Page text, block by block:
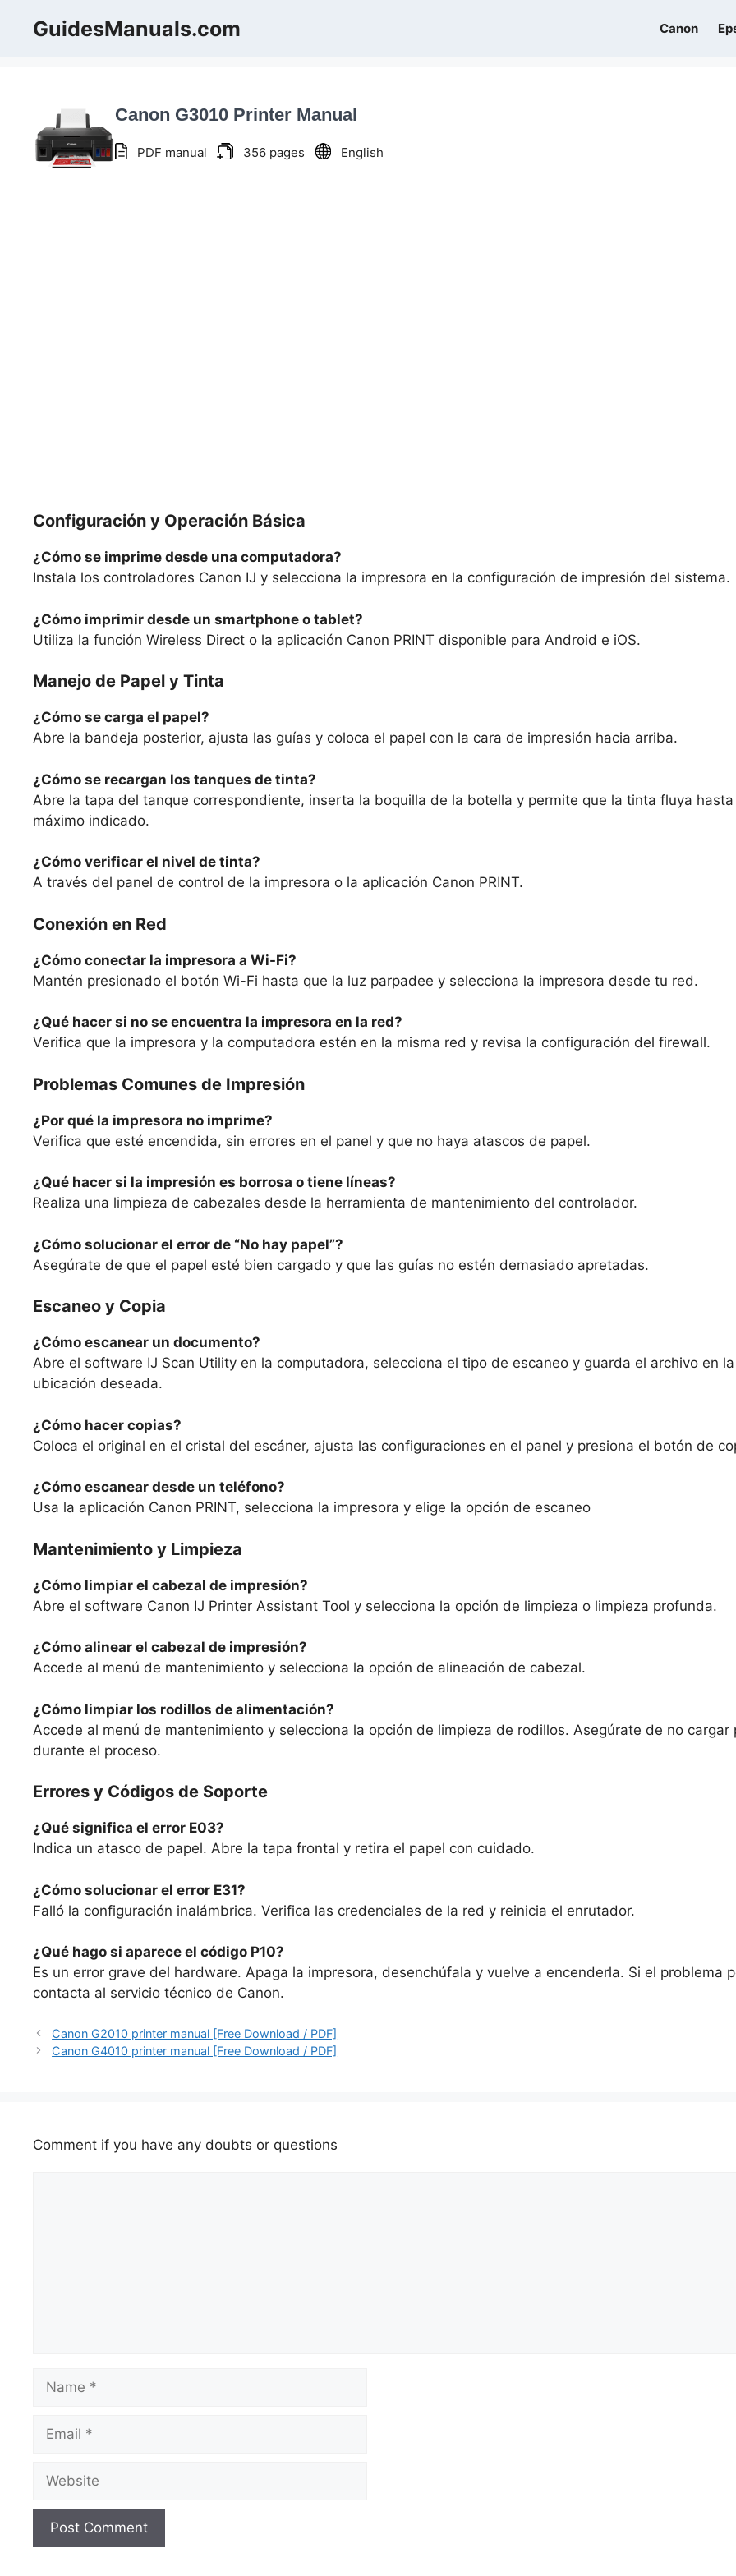
GuidesManuals.com Canon
Canon G3010 Printer Manual
PDF manual 356 pages English
Configuración y Operación Básica
¿Cómo se imprime desde una computadora?
Instala los controladores Canon IJ y selecciona la impresora en la configuración de impresión del sistema.
¿Cómo imprimir desde un smartphone o tablet?
Utiliza la función Wireless Direct o la aplicación Canon PRINT disponible para Android e iOS.
Manejo de Papel y Tinta
¿Cómo se carga el papel?
Abre la bandeja posterior, ajusta las guías y coloca el papel con la cara de impresión hacia arriba.
¿Cómo se recargan los tanques de tinta?
Abre la tapa del tanque correspondiente, inserta la boquilla de la botella y permite que la tinta fluya
máximo indicado.
¿Cómo verificar el nivel de tinta?
A través del panel de control de la impresora o la aplicación Canon PRINT.
Conexión en Red
¿Cómo conectar la impresora a Wi-Fi?
Mantén presionado el botón Wi-Fi hasta que la luz parpadee y selecciona la impresora desde tu red.
¿Qué hacer si no se encuentra la impresora en la red?
Verifica que la impresora y la computadora estén en la misma red y revisa la configuración del firewall.
Problemas Comunes de Impresión
¿Por qué la impresora no imprime?
Verifica que esté encendida, sin errores en el panel y que no haya atascos de papel.
¿Qué hacer si la impresión es borrosa o tiene líneas?
Realiza una limpieza de cabezales desde la herramienta de mantenimiento del controlador.
¿Cómo solucionar el error de “No hay papel”?
Asegúrate de que el papel esté bien cargado y que las guías no estén demasiado apretadas.
Escaneo y Copia
¿Cómo escanear un documento?
Abre el software IJ Scan Utility en la computadora, selecciona el tipo de escaneo y guarda el archivo en la
ubicación deseada.
¿Cómo hacer copias?
Coloca el original en el cristal del escáner, ajusta las configuraciones en el panel y presiona el botón de
¿Cómo escanear desde un teléfono?
Usa la aplicación Canon PRINT, selecciona la impresora y elige la opción de escaneo
Mantenimiento y Limpieza
¿Cómo limpiar el cabezal de impresión?
Abre el software Canon IJ Printer Assistant Tool y selecciona la opción de limpieza o limpieza profunda.
¿Cómo alinear el cabezal de impresión?
Accede al menú de mantenimiento y selecciona la opción de alineación de cabezal.
¿Cómo limpiar los rodillos de alimentación?
Accede al menú de mantenimiento y selecciona la opción de limpieza de rodillos. Asegúrate de no cargar
durante el proceso.
Errores y Códigos de Soporte
¿Qué significa el error E03?
Indica un atasco de papel. Abre la tapa frontal y retira el papel con cuidado.
¿Cómo solucionar el error E31?
Falló la configuración inalámbrica. Verifica las credenciales de la red y reinicia el enrutador.
¿Qué hago si aparece el código P10?
Es un error grave del hardware. Apaga la impresora, desenchúfala y vuelve a encenderla. Si el problema
contacta al servicio técnico de Canon.
Canon G2010 printer manual [Free Download / PDF]
Canon G4010 printer manual [Free Download / PDF]
Comment if you have any doubts or questions